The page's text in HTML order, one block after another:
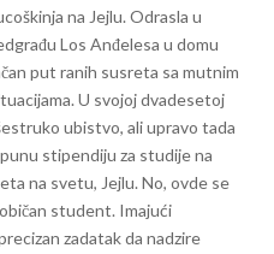
na Jejlu. Odrasla u
Los Anđelesa u domu
put ranih susreta sa mutnim
U svojoj dvadesetoj
ubistvo, ali upravo tada
stipendiju za studije na
na svetu, Jejlu. No, ovde se
student. Imajući
zadatak da nadzire